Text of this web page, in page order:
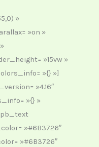
»
»on »
»15vw »
»{} »]
»4.16″
»{} »
»#6B3726″
»#6B3726″